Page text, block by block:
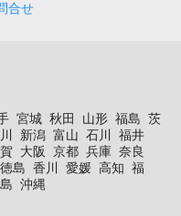
合せ
宮城 秋田 山形 福島 茨
新潟 富山 石川
福井
大阪 京都 兵庫 奈良
徳島 香川 愛媛 高知 福
沖縄